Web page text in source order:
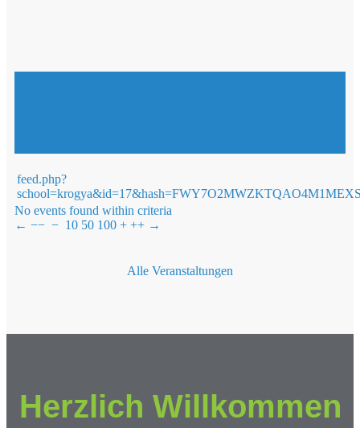
feed.php?
No events found within criteria
← −− − 10 50 100 + ++ →
Alle Veranstaltungen
Herzlich Willkommen